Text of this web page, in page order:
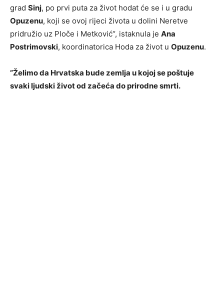
grad Sinj, po prvi puta za život hodat će se i u gradu
Opuzenu, koji se ovoj rijeci života u dolini Neretve
pridružio uz Ploče i Metković“, istaknula je Ana
Postrimovski, koordinatorica Hoda za život u Opuzenu.
”Želimo da Hrvatska bude zemlja u kojoj se poštuje
svaki ljudski život od začeća do prirodne smrti.